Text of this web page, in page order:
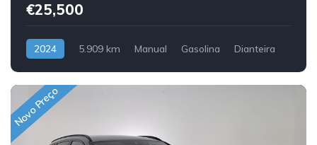
€25,500
2024 5.909 km Manual Gasolina Dianteira
Novo Preço